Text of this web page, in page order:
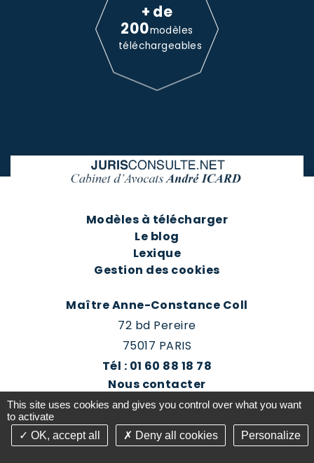
+ de
200modèles
téléchargeables
Modèles à télécharger
Le blog
Lexique
Gestion des cookies
Maître Anne-Constance Coll
72 bd Pereire
75017 PARIS
Tél : 01 60 88 18 78
Nous contacter
Prendre rendez-vous
This site uses cookies and gives you control over what you want
to activate
OK, accept all
Deny all cookies Personalize